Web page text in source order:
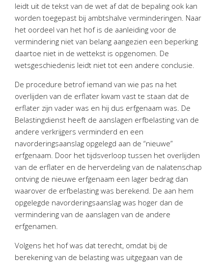
AvantiOnline
Twinfield – Boekhouden
BaseCone – Facturen
Visionplanner – Rapportage
Online Salaris – Salarissen
Nextens-Accorderen aangiften
leidt uit de tekst van de wet af dat de bepaling ook kan
worden toegepast bij ambtshalve verminderingen. Naar
het oordeel van het hof is de aanleiding voor de
vermindering niet van belang aangezien een beperking
daartoe niet in de wettekst is opgenomen. De
wetsgeschiedenis leidt niet tot een andere conclusie.
De procedure betrof iemand van wie pas na het
overlijden van de erflater kwam vast te staan dat de
erflater zijn vader was en hij dus erfgenaam was. De
Belastingdienst heeft de aanslagen erfbelasting van de
andere verkrijgers verminderd en een
navorderingsaanslag opgelegd aan de “nieuwe”
erfgenaam. Door het tijdsverloop tussen het overlijden
van de erflater en de herverdeling van de nalatenschap
ontving de nieuwe erfgenaam een lager bedrag dan
waarover de erfbelasting was berekend. De aan hem
opgelegde navorderingsaanslag was hoger dan de
vermindering van de aanslagen van de andere
erfgenamen.
Volgens het hof was dat terecht, omdat bij de
berekening van de belasting was uitgegaan van de